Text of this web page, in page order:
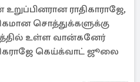
ராதிகாராஜே,
சொத்துக்களுக்கு
உள்ள வான்கனேர்
கெய்க்வாட் ஜூலை